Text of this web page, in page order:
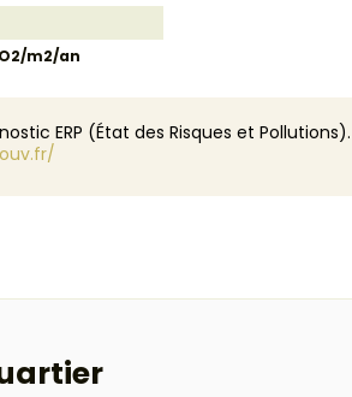
m2/an
ERP (État des Risques et